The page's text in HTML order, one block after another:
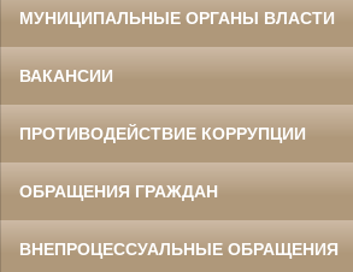
МУНИЦИПАЛЬНЫЕ ОРГАНЫ ВЛАСТИ
ВАКАНСИИ
ПРОТИВОДЕЙСТВИЕ КОРРУПЦИИ
ОБРАЩЕНИЯ ГРАЖДАН
ВНЕПРОЦЕССУАЛЬНЫЕ ОБРАЩЕНИЯ